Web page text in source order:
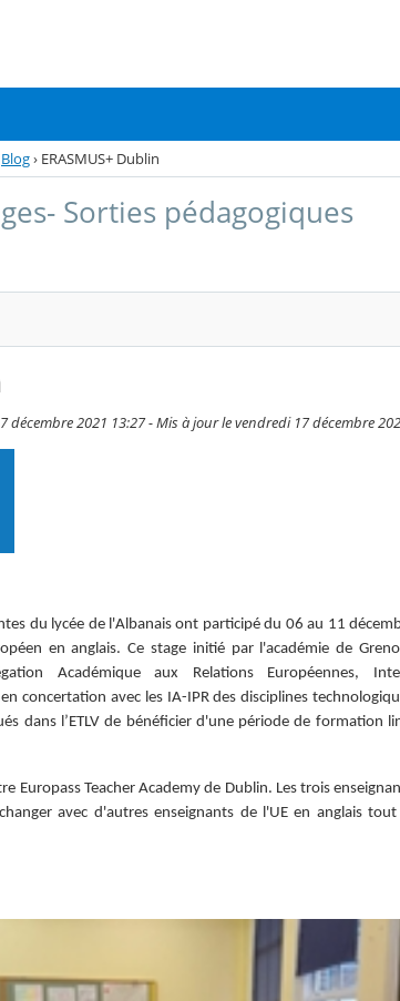
Blog› ERASMUS+ Dublin
Sorties pédagogiques
2021 13:27 - Mis à jour le vendredi 17 décembre
du lycée de l'Albanais ont participé du 06 au 11
en anglais. Ce stage initié par l'académie de
Académique aux Relations Européennes,
concertation avec les IA-IPR des disciplines
dans l’ETLV de bénéficier d'une période de formation
Europass Teacher Academy de Dublin. Les trois
avec d'autres enseignants de l'UE en anglais